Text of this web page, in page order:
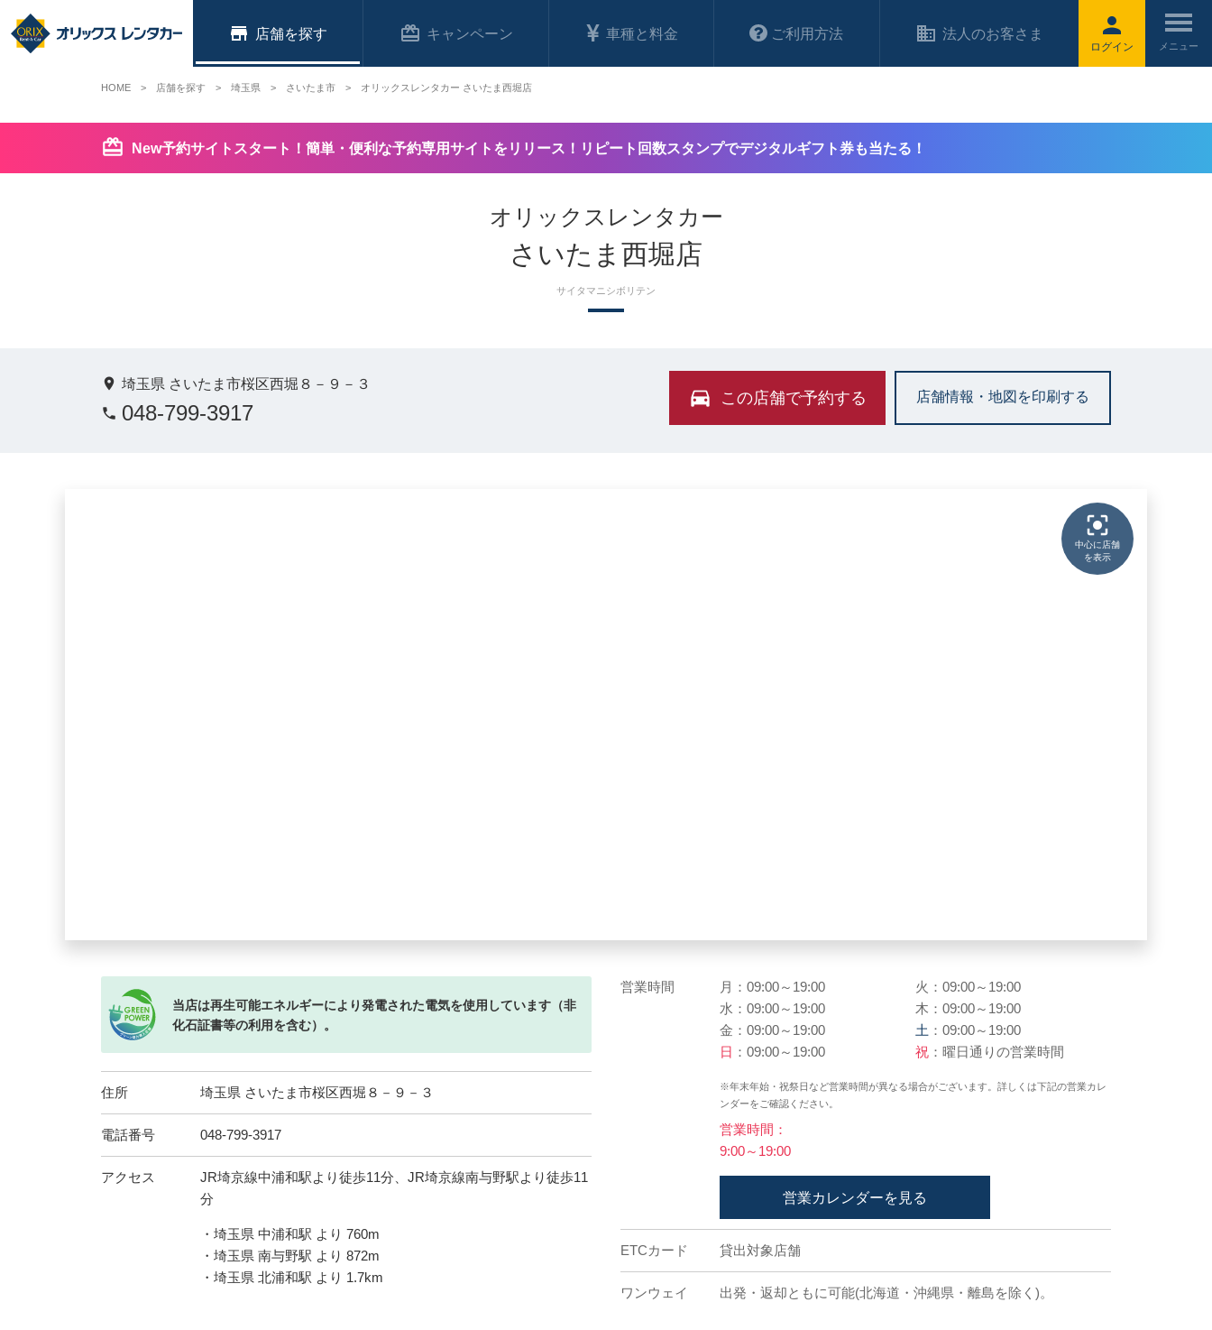
ログイン
店舗 キャンペーン 車種と料金 ご利用方法 法人のお客さま
New予約サイトスタート！簡単・便利な予約専用サイトをリリース！リピート回数スタンプでデジタルギフト券も当たる！
オリックスレンタカー
さいたま西堀店
サイタマニシボリテン
埼玉県 さいたま市桜区西堀８－９－３
048-799-3917
この店舗で予約する 店舗情報・地図を印刷する
中心に店舗
を表示
当店は再生可能エネルギーにより発電された電気を使用しています（非
化石証書等の利用を含む）。
住所 埼玉県 さいたま市桜区西堀８－９－３
電話番号 048-799-3917
アクセス
JR埼京線中浦和駅より徒歩11分、JR埼京線南与野駅より徒歩11
分
・埼玉県 中浦和駅 より 760m
・埼玉県 南与野駅 より 872m
・埼玉県 北浦和駅 より 1.7km
営業時間 月：09:00～19:00
火：09:00～19:00
水：09:00～19:00
木：09:00～19:00
金：09:00～19:00
土 ：09:00～19:00
日 ：09:00～19:00 祝 ：曜日通りの営業時間
※年末年始・祝祭日など営業時間が異なる場合がございます。詳しくは下記の営業カレ
ンダーをご確認ください。
営業時間：
9:00～19:00
営業カレンダーを見る
ETCカード 貸出対象店舗
ワンウェイ 出発・返却ともに可能(北海道・沖縄県・離島を除く)。
HOME 店舗を探す 埼玉県 さいたま市 オリックスレンタカー さいたま西堀店